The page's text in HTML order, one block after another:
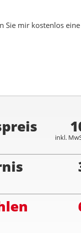
Sie mir kostenlos eine
inkl.